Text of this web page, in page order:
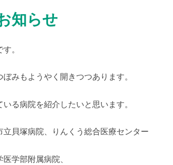
知らせ
。
みもようやく開きつつあります。
る病院を紹介したいと思います。
貝塚病院、りんくう総合医療センター
学部附属病院、